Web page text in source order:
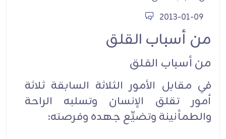
2013-01-09
من أسباب القلق
من أسباب القلق
في مقابل الأمور الثلاثة السابقة ثلاثة
أمور تقلق الإنسان وتسلبه الراحة
والطمأنينة وتضيِّع جهده وفرصته: